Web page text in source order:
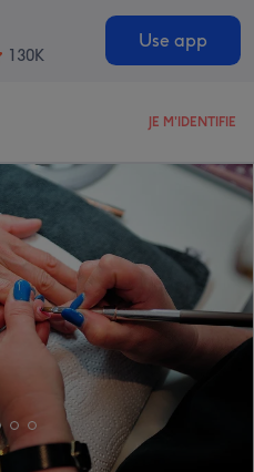
130K
Use app
JE M'IDENTIFIE